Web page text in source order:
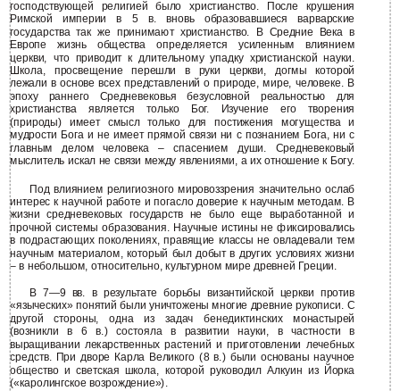
господствующей религией было христианство. После крушения
Римской империи в 5 в. вновь образовавшиеся варварские
государства так же принимают христианство. В Средние Века в
Европе жизнь общества определяется усиленным влиянием
церкви, что приводит к длительному упадку христианской науки.
Школа, просвещение перешли в руки церкви, догмы которой
лежали в основе всех представлений о природе, мире, человеке. В
эпоху раннего Средневековья безусловной реальностью для
христианства является только Бог. Изучение его творения
(природы) имеет смысл только для постижения могущества и
мудрости Бога и не имеет прямой связи ни с познанием Бога, ни с
главным делом человека – спасением души. Средневековый
мыслитель искал не связи между явлениями, а их отношение к Богу.
Под влиянием религиозного мировоззрения значительно ослаб
интерес к научной работе и погасло доверие к научным методам. В
жизни средневековых государств не было еще выработанной и
прочной системы образования. Научные истины не фиксировались
в подрастающих поколениях, правящие классы не овладевали тем
научным материалом, который был добыт в других условиях жизни
– в небольшом, относительно, культурном мире древней Греции.
В 7—9 вв. в результате борьбы византийской церкви против
«языческих» понятий были уничтожены многие древние рукописи. С
другой стороны, одна из задач бенедиктинских монастырей
(возникли в 6 в.) состояла в развитии науки, в частности в
выращивании лекарственных растений и приготовлении лечебных
средств. При дворе Карла Великого (8 в.) были основаны научное
общество и светская школа, которой руководил Алкуин из Йорка
(«каролингское возрождение»).